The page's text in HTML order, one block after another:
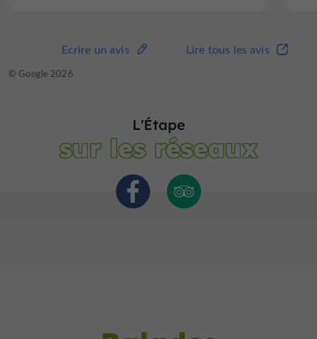
Lire tous les avis
Ecrire un avis
© Google 2026
Lire tous les avis
Ecrire un avis
© TripAdvisor 2026
L'Étape
sur les réseaux